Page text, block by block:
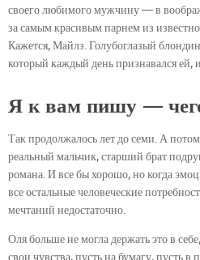
своего любимого мужчину — в
за самым красивым парнем из
Кажется, Майлз. Голубоглазый
который каждый день признавался ей,
Я к вам пишу —
Так продолжалось лет до семи. А
реальный мальчик, старший брат
романа. И все бы хорошо, но когда
все остальные человеческие
мечтаний недостаточно.
Оля больше не могла держать это в
свои чувства, пусть на бумагу, пусть